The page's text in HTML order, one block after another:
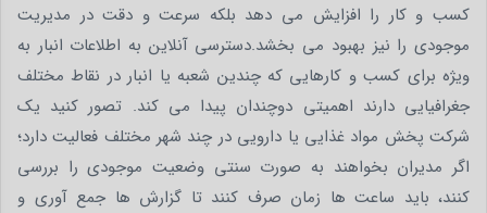
کسب و کار را افزایش می دهد بلکه سرعت و دقت در مدیریت
موجودی را نیز بهبود می بخشد.دسترسی آنلاین به اطلاعات انبار به
ویژه برای کسب و کارهایی که چندین شعبه یا انبار در نقاط مختلف
جغرافیایی دارند اهمیتی دوچندان پیدا می کند. تصور کنید یک
شرکت پخش مواد غذایی یا دارویی در چند شهر مختلف فعالیت دارد؛
اگر مدیران بخواهند به صورت سنتی وضعیت موجودی را بررسی
کنند، باید ساعت ها زمان صرف کنند تا گزارش ها جمع آوری و